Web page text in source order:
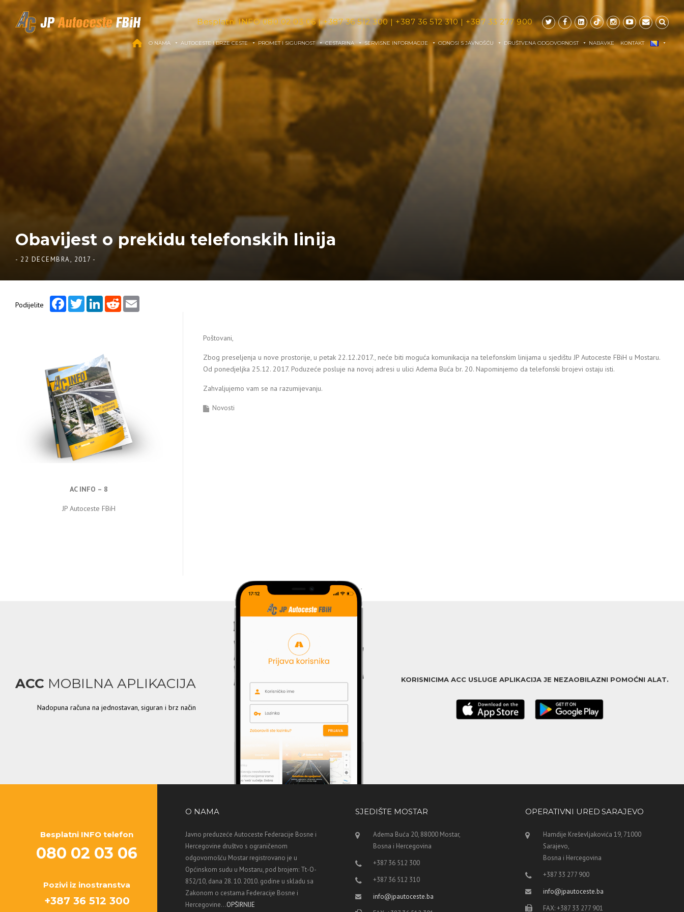
Skip to content
Besplatni INFO080 02 03 06|+387 36 512 300 | +387 36 512 310| +387 33 277 900
O NAMA AUTOCESTE I BRZE CESTE PROMET I SIGURNOST CESTARINA SERVISNE INFORMACIJE ODNOSI S JAVNOŠĆU DRUŠTVENA ODGOVORNOST NABAVKE KONTAKT
Obavijest o prekidu telefonskih linija
- 22 DECEMBRA, 2017 -
Podijelite
FacebookTwitterLinkedInReddit
Poštovani,
Zbog preseljenja u nove prostorije, u petak 22.12.2017., neće biti moguća komunikacija na telefonskim linijama u sjedištu JP Autoceste FBiH u Mostaru.
Od ponedjeljka 25.12. 2017. Poduzeće posluje na novoj adresi u ulici Adema Buća br. 20. Napominjemo da telefonski brojevi ostaju isti.
Zahvaljujemo vam se na razumijevanju.
Novosti
AC INFO – 8
JP Autoceste FBiH
ACC MOBILNA APLIKACIJA
Nadopuna računa na jednostavan, siguran i brz način
KORISNICIMA ACC USLUGE APLIKACIJA JE NEZAOBILAZNI POMOĆNI ALAT.
Besplatni INFO telefon
080 02 03 06
Pozivi iz inostranstva
+387 36 512 300
O NAMA
Javno preduzeće Autoceste Federacije Bosne i
Hercegovine društvo s ograničenom
odgovornošću Mostar registrovano je u
Općinskom sudu u Mostaru, pod brojem: Tt-O-
852/10, dana 28. 10. 2010. godine u skladu sa
Zakonom o cestama Federacije Bosne i
Hercegovine...OPŠIRNIJE
SJEDIŠTE MOSTAR
Adema Buća 20, 88000 Mostar,
Bosna i Hercegovina
+387 36 512 300
+387 36 512 310
info@jpautoceste.ba
OPERATIVNI URED SARAJEVO
Hamdije Kreševljakovića 19, 71000
Sarajevo,
Bosna i Hercegovina
+387 33 277 900
info@jpautoceste.ba
FAX: +387 33 277 901